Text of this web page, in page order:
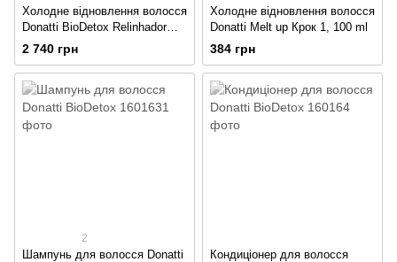
Холодне відновлення волосся
Donatti BioDetox Relinhador
Hidrante Крок 3, 500ml
2 740 грн
Холодне відновлення волосся
Donatti Melt up Крок 1, 100 ml
384 грн
2
Шампунь для волосся Donatti
Кондиціонер для волосся